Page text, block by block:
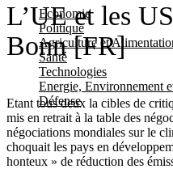
Economie
Politique
Agriculture et
Santé
Technologies
Energie, Environnement
Défense
L’UE et les
Bonn [FR]
Etant tous deux la cibles de
mis en retrait à la table des
négociations mondiales sur le
choquait les pays en
honteux » de réduction des